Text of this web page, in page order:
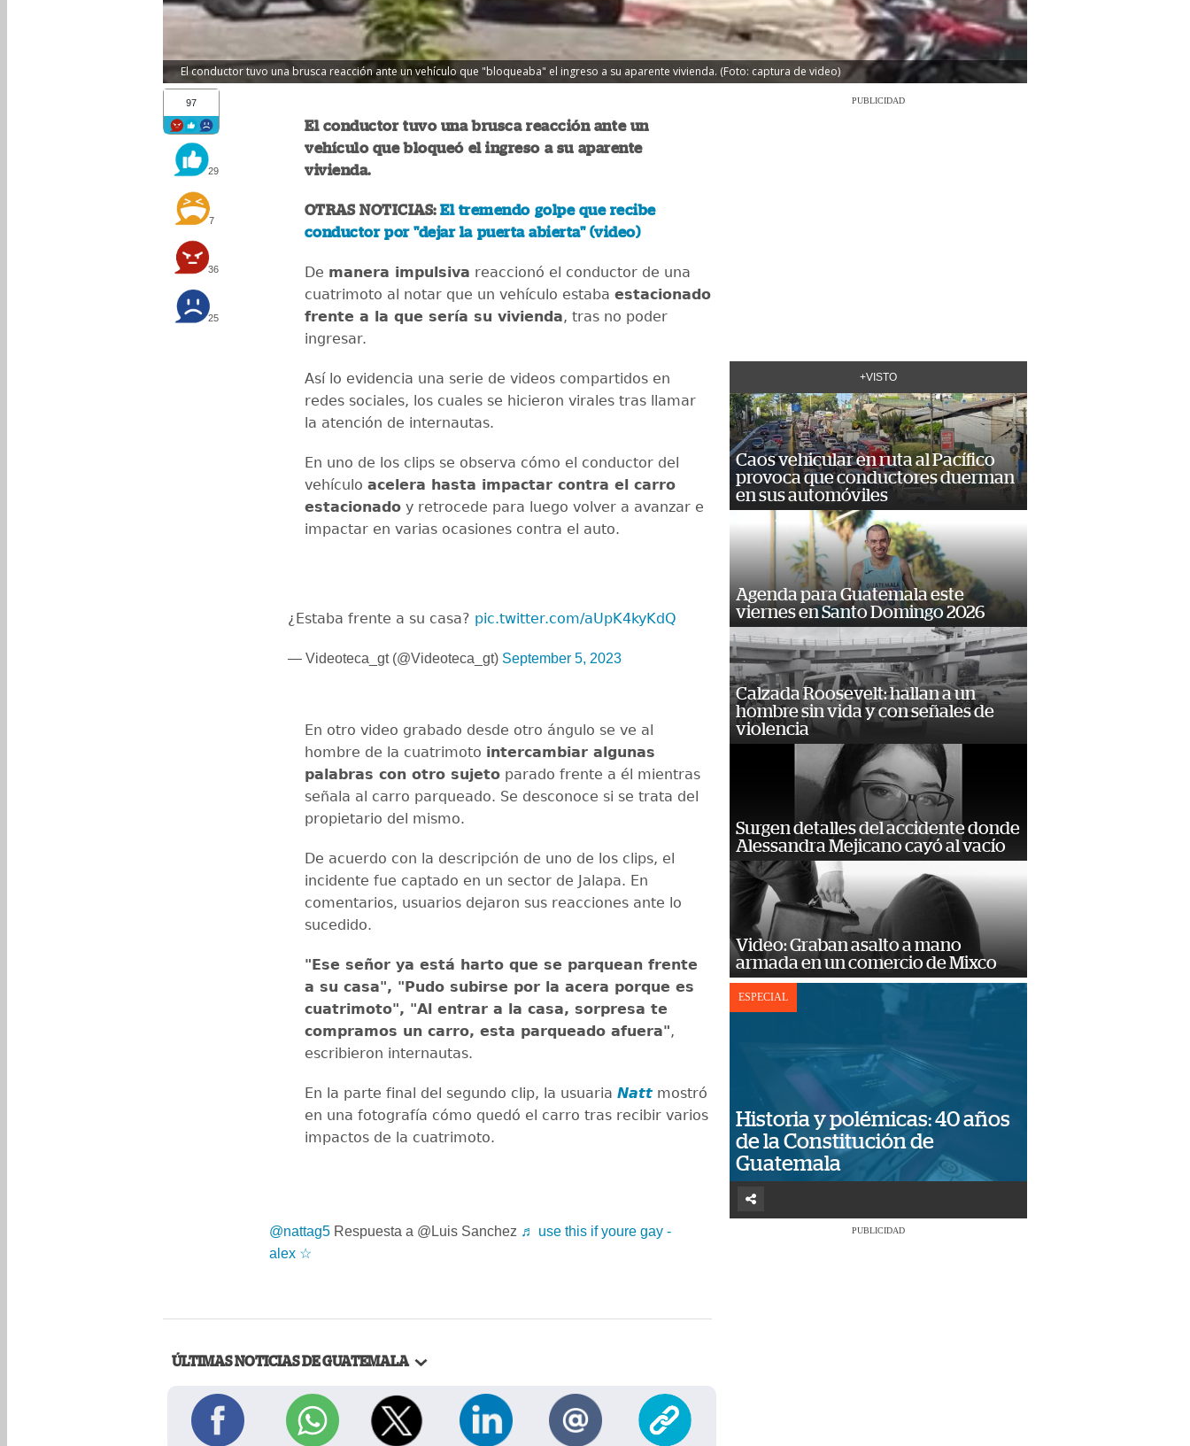
El conductor tuvo una brusca reacción ante un vehículo que "bloqueaba" el ingreso a su aparente vivienda. (Foto: captura de video)
97
29
7
36
25
El conductor tuvo una brusca reacción ante un
vehículo que bloqueó el ingreso a su aparente
vivienda.
OTRAS NOTICIAS:El tremendo golpe que recibe
conductor por "dejar la puerta abierta" (video)
De manera impulsiva reaccionó el conductor de una
cuatrimoto al notar que un vehículo estaba estacionado
frente a la que sería su vivienda, tras no poder
ingresar.
Así lo evidencia una serie de videos compartidos en
redes sociales, los cuales se hicieron virales tras llamar
la atención de internautas.
En uno de los clips se observa cómo el conductor del
vehículo acelera hasta impactar contra el carro
estacionado y retrocede para luego volver a avanzar e
impactar en varias ocasiones contra el auto.
¿Estaba frente a su casa? pic.twitter.com/aUpK4kyKdQ
— Videoteca_gt (@Videoteca_gt) September 5, 2023
En otro video grabado desde otro ángulo se ve al
hombre de la cuatrimoto intercambiar algunas
palabras con otro sujeto parado frente a él mientras
señala al carro parqueado. Se desconoce si se trata del
propietario del mismo.
De acuerdo con la descripción de uno de los clips, el
incidente fue captado en un sector de Jalapa. En
comentarios, usuarios dejaron sus reacciones ante lo
sucedido.
"Ese señor ya está harto que se parquean frente
a su casa", "Pudo subirse por la acera porque es
cuatrimoto", "Al entrar a la casa, sorpresa te
compramos un carro, esta parqueado afuera",
escribieron internautas.
En la parte final del segundo clip, la usuaria Natt mostró
en una fotografía cómo quedó el carro tras recibir varios
impactos de la cuatrimoto.
@nattag5 Respuesta a @Luis Sanchez ♬ use this if youre gay -
alex ☆
ÚLTIMAS NOTICIAS DE GUATEMALA
PUBLICIDAD
+VISTO
Caos vehicular en ruta al Pacífico
provoca que conductores duerman
en sus automóviles
Agenda para Guatemala este
viernes en Santo Domingo 2026
Calzada Roosevelt: hallan a un
hombre sin vida y con señales de
violencia
Surgen detalles del accidente donde
Alessandra Mejicano cayó al vacío
Video: Graban asalto a mano
armada en un comercio de Mixco
ESPECIAL
Historia y polémicas: 40 años
de la Constitución de
Guatemala
PUBLICIDAD